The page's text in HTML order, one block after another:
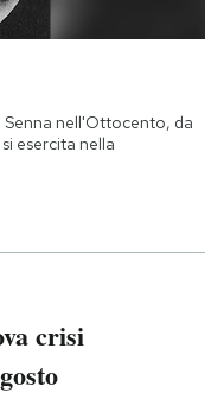
Senna nell'Ottocento, da
esercita nella
crisi